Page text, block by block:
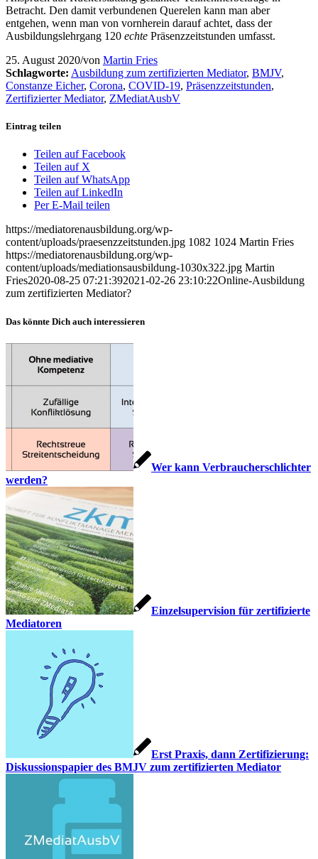
Betracht. Den damit verbundenen Querelen kann man aber
entgehen, wenn man von vornherein darauf achtet, dass der
Ausbildungslehrgang 120 echte Präsenzzeitstunden umfasst.
25. August 2020/von Martin Fries
Schlagworte: Ausbildung zum zertifizierten Mediator, BMJV,
Constanze Eicher, Corona, COVID-19, Präsenzzeitstunden,
Zertifizierter Mediator, ZMediatAusbV
Eintrag teilen
Teilen auf Facebook
Teilen auf X
Teilen auf WhatsApp
Teilen auf LinkedIn
Per E-Mail teilen
https://mediatorenausbildung.org/wp-
content/uploads/praesenzzeitstunden.jpg 1082 1024 Martin Fries
https://mediatorenausbildung.org/wp-
content/uploads/mediationsausbildung-1030x322.jpg Martin
Fries2020-08-25 07:21:392021-02-26 23:10:22Online-Ausbildung
zum zertifizierten Mediator?
Das könnte Dich auch interessieren
Wer kann Verbraucherschlichter
werden?
Einzelsupervision für zertifizierte
Mediatoren
Erst Praxis, dann Zertifizierung:
Diskussionspapier des BMJV zum zertifizierten Mediator